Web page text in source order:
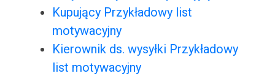
Kupujący Przykładowy list
motywacyjny
Kierownik ds. wysyłki Przykładowy
list motywacyjny